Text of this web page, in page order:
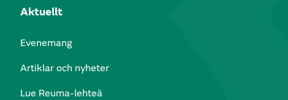
Aktuellt
Evenemang
Artiklar och nyheter
Lue Reuma-lehteä